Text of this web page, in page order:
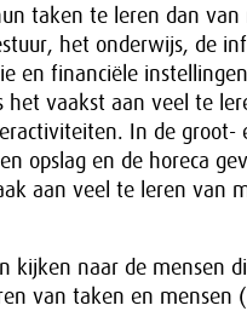
taken te leren dan
het onderwijs, de
en financiële
het vaakst aan veel te
In de groot-
opslag en de horeca
aan veel te leren van
kijken naar de mensen
van taken en mensen